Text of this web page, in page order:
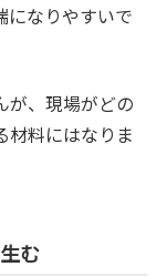
になりやすいで
が、現場がどの
材料にはなりま
む